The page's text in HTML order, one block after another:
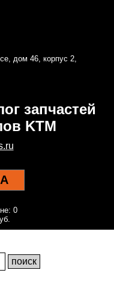
дом 46, корпус 2,
запчастей
KTM
0